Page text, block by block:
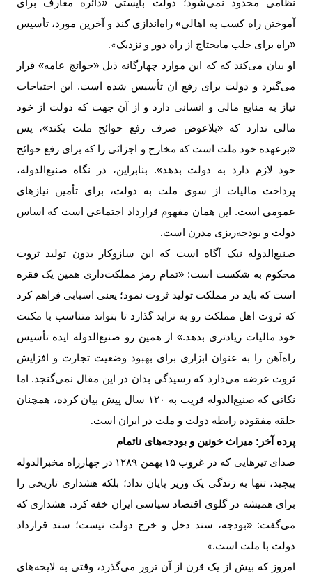
نظامی محدود نمی‌شود؛ دولت بایستی «دائره معارف برای
آموختن راه کسب به اهالی» راه‌اندازی کند و آخرین مورد، تأسیس
«راه برای جلب مایحتاج از راه دور و نزدیک».
او بیان می‌کند که که این موارد چهارگانه ذیل «حوائج عامه» قرار
می‌گیرد و دولت برای رفع آن تأسیس شده است. این احتیاجات
نیاز به منابع مالی و انسانی دارد و از آن جهت که دولت از خود
مالی ندارد که «بلاعوض صرف رفع حوائج ملت بکند»، پس
«برعهده خود ملت است که مخارج و اجزائی را که برای رفع حوائج
خود لازم دارد به دولت بدهد». بنابراین، در نگاه صنیع‌الدوله،
پرداخت مالیات از سوی ملت به دولت، برای تأمین نیازهای
عمومی است. این همان مفهوم قرارداد اجتماعی است که اساس
دولت و بودجه‌ریزی مدرن است.
صنیع‌الدوله نیک آگاه است که این سازوکار بدون تولید ثروت
محکوم به شکست است: «تمام رمز مملکت‌داری همین یک فقره
است که باید در مملکت تولید ثروت نمود؛ یعنی اسبابی فراهم کرد
که ثروت اهل مملکت رو به تزاید گذارد تا بتواند متناسب با مکنت
خود مالیات زیادتری بدهد.» از همین رو صنیع‌الدوله ایده تأسیس
راه‌آهن را به عنوان ابزاری برای بهبود وضعیت تجارت و افزایش
ثروت عرضه می‌دارد که رسیدگی بدان در این مقال نمی‌گنجد. اما
نکاتی که صنیع‌الدوله قریب به ۱۲۰ سال پیش بیان کرده، همچنان
حلقه مفقوده رابطه دولت و ملت در ایران است.
پرده آخر: میراث خونین و بودجه‌های ناتمام
صدای تیرهایی که در غروب ۱۵ بهمن ۱۲۸۹ در چهارراه مخبرالدوله
پیچید، تنها به زندگی یک وزیر پایان نداد؛ بلکه هشداری تاریخی را
برای همیشه در گلوی اقتصاد سیاسی ایران خفه کرد. هشداری که
می‌گفت: «بودجه، سند دخل و خرج دولت نیست؛ سند قرارداد
دولت با ملت است.»
امروز که بیش از یک قرن از آن ترور می‌گذرد، وقتی به لایحه‌های